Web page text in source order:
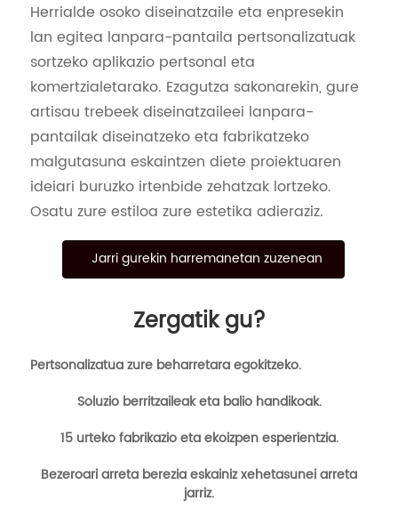
Herrialde osoko diseinatzaile eta enpresekin
lan egitea lanpara-pantaila pertsonalizatuak
sortzeko aplikazio pertsonal eta
komertzialetarako. Ezagutza sakonarekin, gure
artisau trebeek diseinatzaileei lanpara-
pantailak diseinatzeko eta fabrikatzeko
malgutasuna eskaintzen diete proiektuaren
ideiari buruzko irtenbide zehatzak lortzeko.
Osatu zure estiloa zure estetika adieraziz.
Jarri gurekin harremanetan zuzenean
Zergatik gu?
Pertsonalizatua zure beharretara egokitzeko.
Soluzio berritzaileak eta balio handikoak.
15 urteko fabrikazio eta ekoizpen esperientzia.
Bezeroari arreta berezia eskainiz xehetasunei arreta
jarriz.